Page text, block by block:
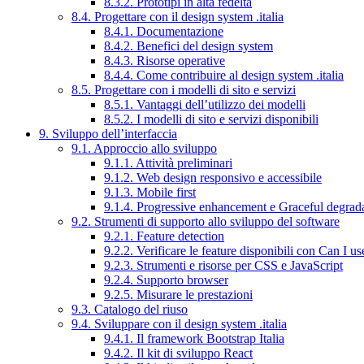
8.4. Progettare con il design system .italia
8.4.1. Documentazione
8.4.2. Benefici del design system
8.4.3. Risorse operative
8.4.4. Come contribuire al design system .italia
8.5. Progettare con i modelli di sito e servizi
8.5.1. Vantaggi dell’utilizzo dei modelli
8.5.2. I modelli di sito e servizi disponibili
9. Sviluppo dell’interfaccia
9.1. Approccio allo sviluppo
9.1.1. Attività preliminari
9.1.2. Web design responsivo e accessibile
9.1.3. Mobile first
9.1.4. Progressive enhancement e Graceful
9.2. Strumenti di supporto allo sviluppo del software
9.2.1. Feature detection
9.2.2. Verificare le feature disponibili con Can I
9.2.3. Strumenti e risorse per CSS e JavaScript
9.2.4. Supporto browser
9.2.5. Misurare le prestazioni
9.3. Catalogo del riuso
9.4. Sviluppare con il design system .italia
9.4.1. Il framework Bootstrap Italia
9.4.2. Il kit di sviluppo React